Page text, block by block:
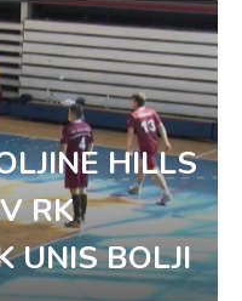
HILLS
RK
UNIS BOLJI